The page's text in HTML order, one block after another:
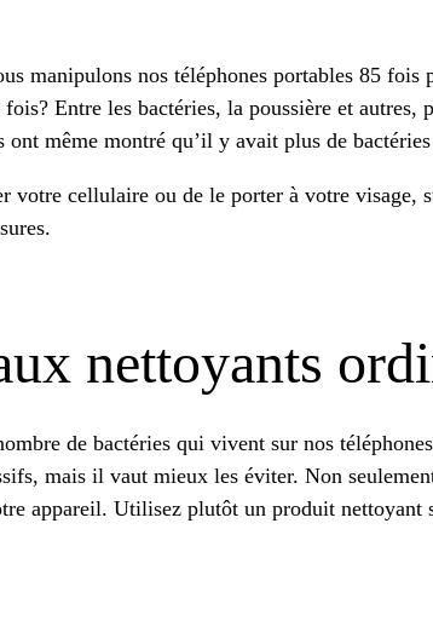
manipulons nos téléphones portables 85
Entre les bactéries, la poussière et autres,
ont même montré qu’il y avait plus de
votre cellulaire ou de le porter à votre visage,
nettoyants
de bactéries qui vivent sur nos
mais il vaut mieux les éviter. Non
appareil. Utilisez plutôt un produit nettoyant